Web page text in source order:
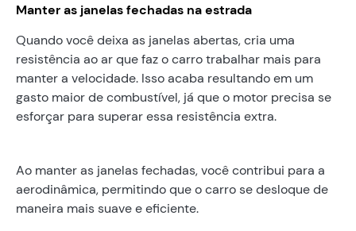
Manter as janelas fechadas na estrada
Quando você deixa as janelas abertas, cria uma
resistência ao ar que faz o carro trabalhar mais para
manter a velocidade. Isso acaba resultando em um
gasto maior de combustível, já que o motor precisa se
esforçar para superar essa resistência extra.
Ao manter as janelas fechadas, você contribui para a
aerodinâmica, permitindo que o carro se desloque de
maneira mais suave e eficiente.